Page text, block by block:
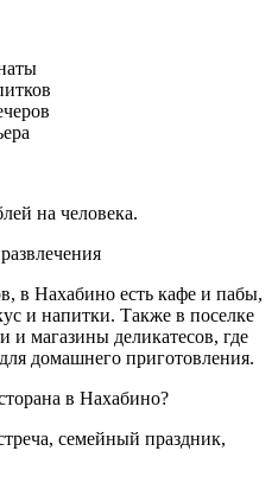
на человека.
в Нахабино есть кафе и пабы,
и напитки. Также в поселке
и магазины деликатесов, где
домашнего приготовления.
в Нахабино?
семейный праздник,